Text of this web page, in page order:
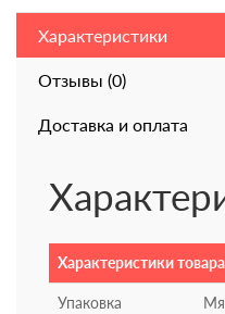
Характеристики
Отзывы (0)
Доставка и оплата
Характеристики товара
Упаковка